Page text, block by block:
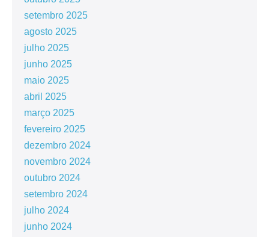
setembro 2025
agosto 2025
julho 2025
junho 2025
maio 2025
abril 2025
março 2025
fevereiro 2025
dezembro 2024
novembro 2024
outubro 2024
setembro 2024
julho 2024
junho 2024